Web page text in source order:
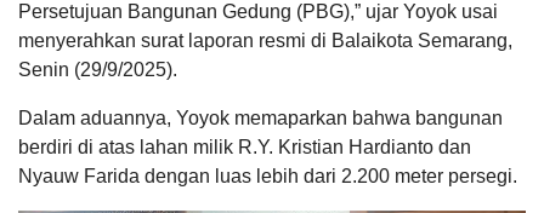
Persetujuan Bangunan Gedung (PBG),” ujar Yoyok usai
menyerahkan surat laporan resmi di Balaikota Semarang,
Senin (29/9/2025).
Dalam aduannya, Yoyok memaparkan bahwa bangunan
berdiri di atas lahan milik R.Y. Kristian Hardianto dan
Nyauw Farida dengan luas lebih dari 2.200 meter persegi.